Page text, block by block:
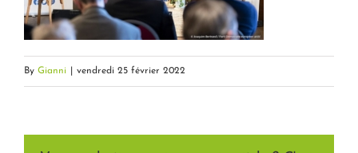
By Gianni vendredi 25 février 2022